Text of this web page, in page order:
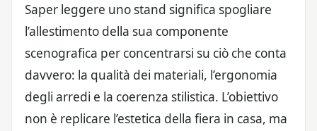
Saper leggere uno stand significa spogliare
l’allestimento della sua componente
scenografica per concentrarsi su ciò che conta
davvero: la qualità dei materiali, l’ergonomia
degli arredi e la coerenza stilistica. L’obiettivo
non è replicare l’estetica della fiera in casa, ma